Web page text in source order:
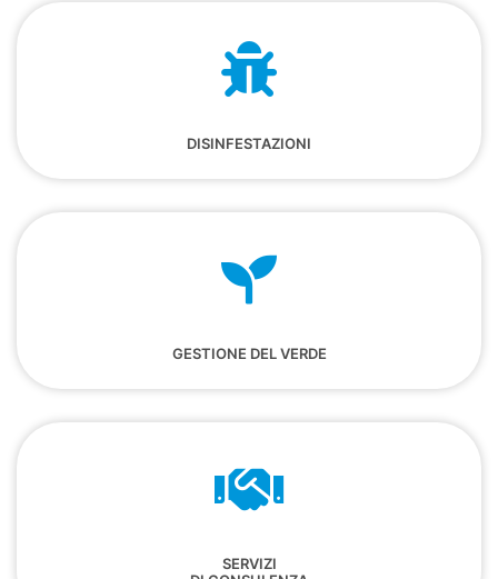
DISINFESTAZIONI
GESTIONE DEL VERDE
SERVIZI